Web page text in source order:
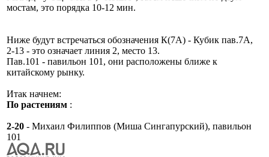
мостам, это порядка 10-12 мин.
Ниже будут встречаться обозначения К(7А) - Кубик пав.7А,
2-13 - это означает линия 2, место 13.
Пав.101 - павильон 101, они расположены ближе к
китайскому рынку.
Итак начнем:
По растениям :
2-20 - Михаил Филиппов (Миша Сингапурский), павильон
101